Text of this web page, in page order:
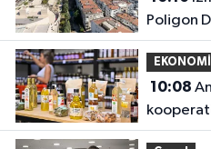
Poligon
EKONOMİ
10:08
katkı